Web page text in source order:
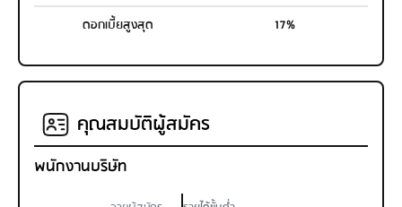
ดอกเบี้ยสูงสุด
17%
คุณสมบัติผู้สมัคร
พนักงานบริษัท